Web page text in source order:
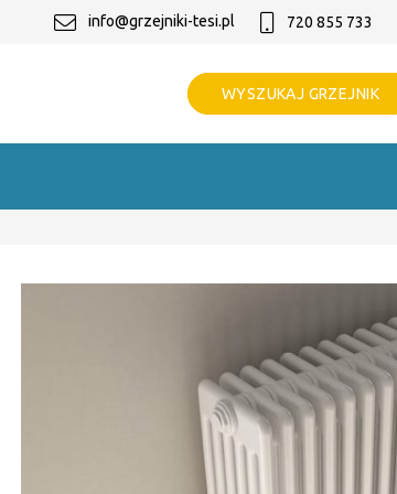
info@grzejniki-tesi.pl 720 855 733
WYSZUKAJ GRZEJNIK